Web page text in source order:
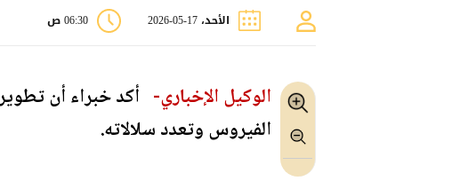
الأحد، 17-05-2026 06:30 ص
الوكيل الإخباري- أكد خبراء أن
الفيروس وتعدد سلالاته.